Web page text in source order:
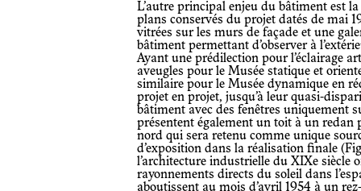
L’autre principal enjeu du bâtiment est la question de l’éclairage. Les premiers
plans conservés du projet datés de mai
vitrées sur les murs de façade et une
bâtiment permettant d’observer à
Ayant une prédilection pour l’éclairage
aveugles pour le Musée statique et
similaire pour le Musée dynamique en
projet en projet, jusqu’à leur quasi-
bâtiment avec des fenêtres uniquement
présentent également un toit à un redan
nord qui sera retenu comme unique
d’exposition dans la réalisation finale
l’architecture industrielle du XIXe siècle
rayonnements directs du soleil dans
aboutissent au mois d’avril 1954 à un